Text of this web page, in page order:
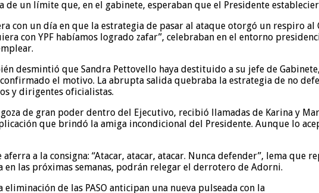
un límite que, en el gabinete, esperaban que el Presidente
con un día en que la estrategia de pasar al ataque otorgó un respiro al
con YPF habíamos logrado zafar”, celebraban en el entorno
desmintió que Sandra Pettovello haya destituido a su jefe de
el motivo. La abrupta salida quebraba la estrategia de no
y dirigentes oficialistas.
de gran poder dentro del Ejecutivo, recibió llamadas de Karina y
que brindó la amiga incondicional del Presidente. Aunque lo
a la consigna: “Atacar, atacar, atacar. Nunca defender”, lema que
las próximas semanas, podrán relegar el derrotero de Adorni.
de las PASO anticipan una nueva pulseada con la